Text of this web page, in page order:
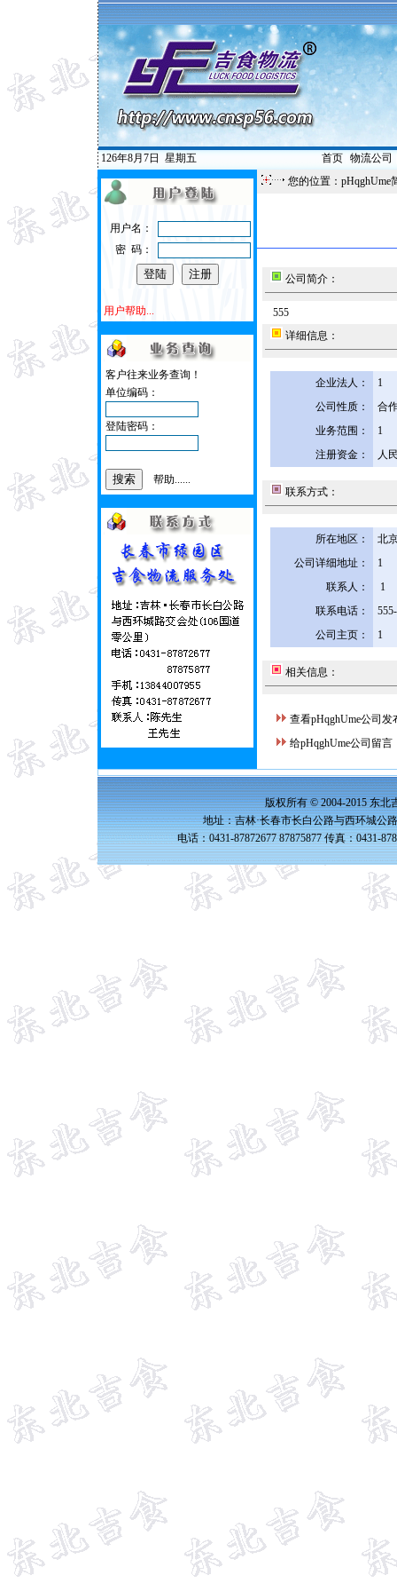
126年8月7日 星期五 首页| 物流公司
用户名：
密 码：
用户帮助...
客户往来业务查询！
单位编码：
登陆密码：
帮助......
您的位置：pHqghUme
公司简介：
555
详细信息：
企业法人：
1
公司性质：
合
业务范围：
1
注册资金：
人
联系方式：
所在地区：
北
公司详细地址：
1
联系人：
1
联系电话：
公司主页：
1
相关信息：
查看pHqghUme公司发
给pHqghUme公司留言
版权所有 © 2004-2015 东北
地址：吉林·长春市长白公路与西环城公
电话：0431-87872677 87875877 传真：0431-